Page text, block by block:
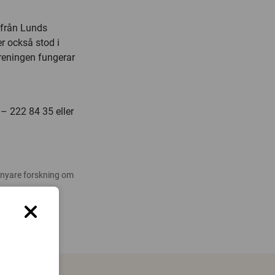
Lunds
också stod i
fungerar
222 84 35 eller
forskning om